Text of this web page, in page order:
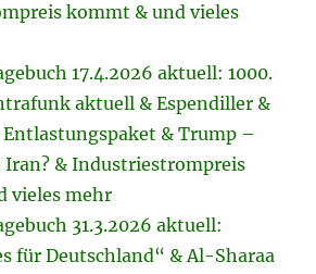
kommt & und vieles
17.4.2026 aktuell: 1000.
aktuell & Espendiller &
& Trump –
& Industriestrompreis
vieles mehr
31.3.2026 aktuell:
für Deutschland“ & Al-Sharaa